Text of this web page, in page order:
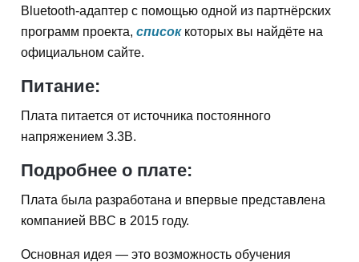
Bluetooth-адаптер с помощью одной из партнёрских
программ проекта, список которых вы найдёте на
официальном сайте.
Питание:
Плата питается от источника постоянного
напряжением 3.3В.
Подробнее о плате:
Плата была разработана и впервые представлена
компанией BBC в 2015 году.
Основная идея — это возможность обучения